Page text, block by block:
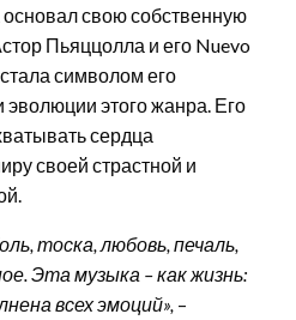
свою собственную
Пьяццолла и его Nuevo
символом его
эволюции этого жанра. Его
сердца
своей страстной и
тоска, любовь, печаль,
Эта музыка – как жизнь:
всех эмоций», –